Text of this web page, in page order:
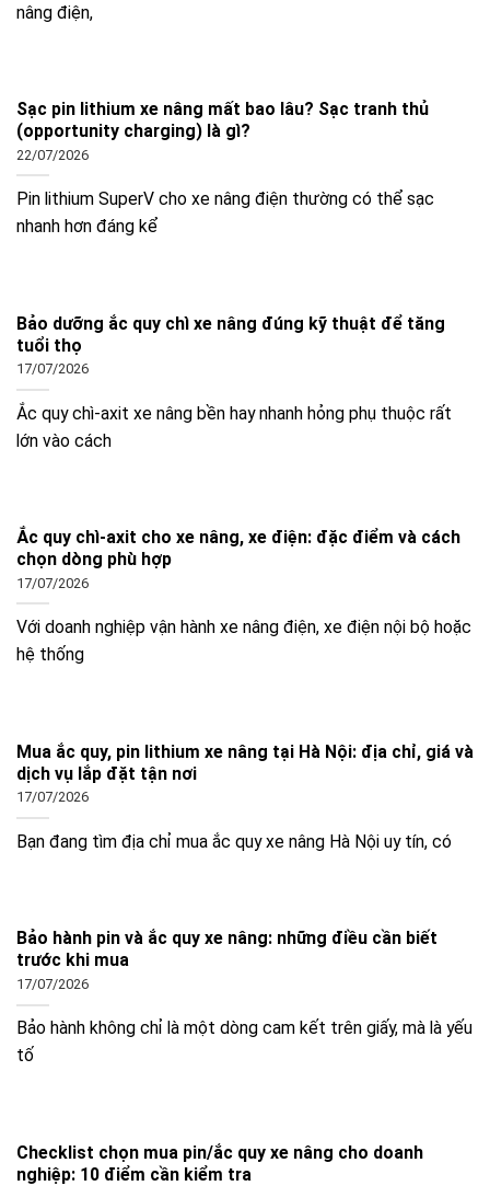
nâng điện,
Sạc pin lithium xe nâng mất bao lâu? Sạc tranh thủ
(opportunity charging) là gì?
22/07/2026
Pin lithium SuperV cho xe nâng điện thường có thể sạc
nhanh hơn đáng kể
Bảo dưỡng ắc quy chì xe nâng đúng kỹ thuật để tăng
tuổi thọ
17/07/2026
Ắc quy chì-axit xe nâng bền hay nhanh hỏng phụ thuộc rất
lớn vào cách
Ắc quy chì-axit cho xe nâng, xe điện: đặc điểm và cách
chọn dòng phù hợp
17/07/2026
Với doanh nghiệp vận hành xe nâng điện, xe điện nội bộ hoặc
hệ thống
Mua ắc quy, pin lithium xe nâng tại Hà Nội: địa chỉ, giá và
dịch vụ lắp đặt tận nơi
17/07/2026
Bạn đang tìm địa chỉ mua ắc quy xe nâng Hà Nội uy tín, có
Bảo hành pin và ắc quy xe nâng: những điều cần biết
trước khi mua
17/07/2026
Bảo hành không chỉ là một dòng cam kết trên giấy, mà là yếu
tố
Checklist chọn mua pin/ắc quy xe nâng cho doanh
nghiệp: 10 điểm cần kiểm tra